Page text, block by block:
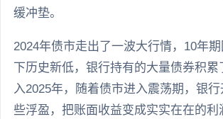
缓冲垫。
2024年债市走出了一波大行情，10年
下历史新低，银行持有的大量债券积累
入2025年，随着债市进入震荡期，银
些浮盈，把账面收益变成实实在在的利